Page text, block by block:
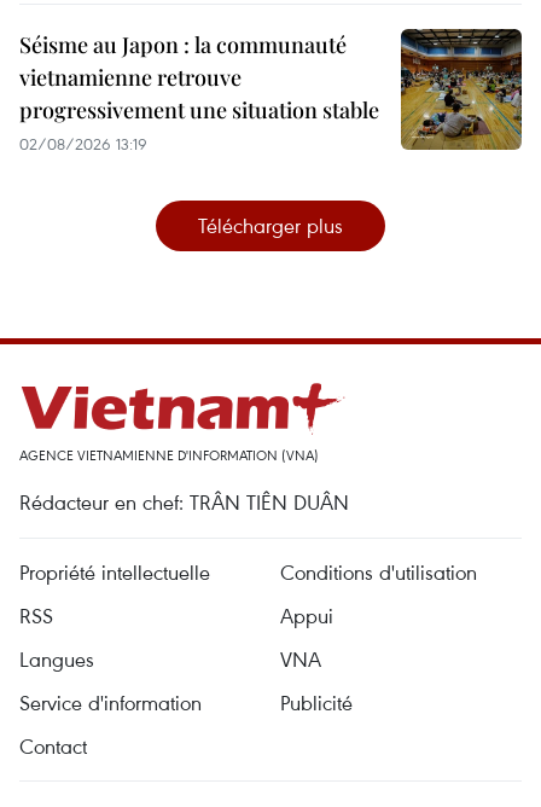
Séisme au Japon : la communauté
vietnamienne retrouve
progressivement une situation stable
02/08/2026 13:19
Télécharger plus
AGENCE VIETNAMIENNE D'INFORMATION (VNA)
Rédacteur en chef: TRÂN TIÊN DUÂN
Propriété intellectuelle
Conditions d'utilisation
RSS
Appui
Langues
VNA
Service d'information
Publicité
Contact